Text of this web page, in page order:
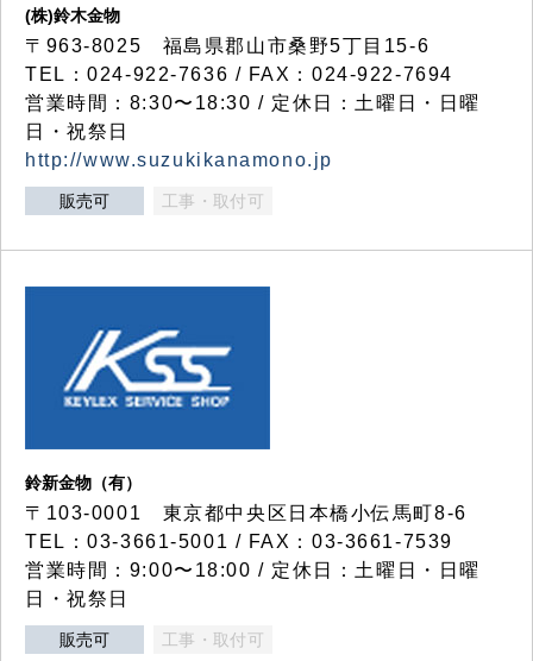
(株)鈴木金物
〒963-8025 福島県郡山市桑野5丁目15-6
TEL：024-922-7636 / FAX：024-922-7694
営業時間：8:30〜18:30 / 定休日：土曜日・日曜
日・祝祭日
http://www.suzukikanamono.jp
販売可 工事・取付可
鈴新金物（有）
〒103-0001 東京都中央区日本橋小伝馬町8-6
TEL：03-3661-5001 / FAX：03-3661-7539
営業時間：9:00〜18:00 / 定休日：土曜日・日曜
日・祝祭日
販売可 工事・取付可